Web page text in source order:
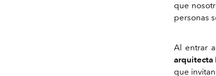
que
personas
Al entrar
arquitecta
que